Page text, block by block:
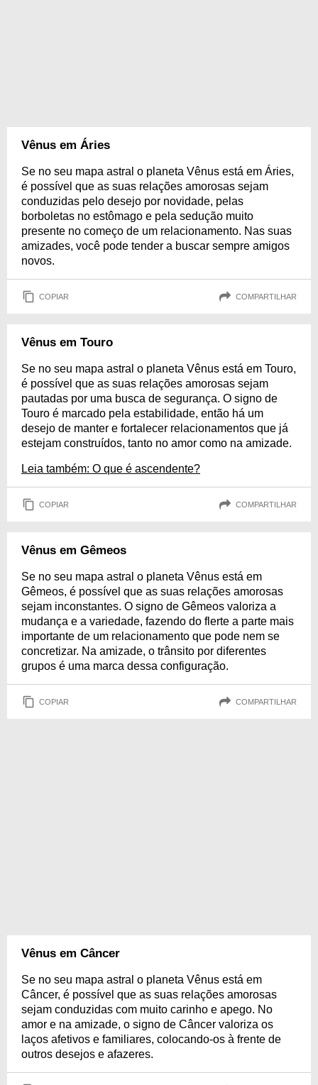
Vênus em Áries
Se no seu mapa astral o planeta Vênus está em Áries,
é possível que as suas relações amorosas sejam
conduzidas pelo desejo por novidade, pelas
borboletas no estômago e pela sedução muito
presente no começo de um relacionamento. Nas suas
amizades, você pode tender a buscar sempre amigos
novos.
COPIAR COMPARTILHAR
Vênus em Touro
Se no seu mapa astral o planeta Vênus está em Touro,
é possível que as suas relações amorosas sejam
pautadas por uma busca de segurança. O signo de
Touro é marcado pela estabilidade, então há um
desejo de manter e fortalecer relacionamentos que já
estejam construídos, tanto no amor como na amizade.
Leia também: O que é ascendente?
COPIAR COMPARTILHAR
Vênus em Gêmeos
Se no seu mapa astral o planeta Vênus está em
Gêmeos, é possível que as suas relações amorosas
sejam inconstantes. O signo de Gêmeos valoriza a
mudança e a variedade, fazendo do flerte a parte mais
importante de um relacionamento que pode nem se
concretizar. Na amizade, o trânsito por diferentes
grupos é uma marca dessa configuração.
COPIAR COMPARTILHAR
Vênus em Câncer
Se no seu mapa astral o planeta Vênus está em
Câncer, é possível que as suas relações amorosas
sejam conduzidas com muito carinho e apego. No
amor e na amizade, o signo de Câncer valoriza os
laços afetivos e familiares, colocando-os à frente de
outros desejos e afazeres.